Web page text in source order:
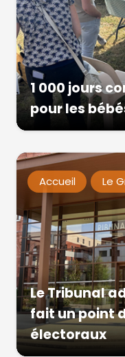
1 000 jours
pour les
Accueil Le
Le Tribunal
fait un point
électoraux